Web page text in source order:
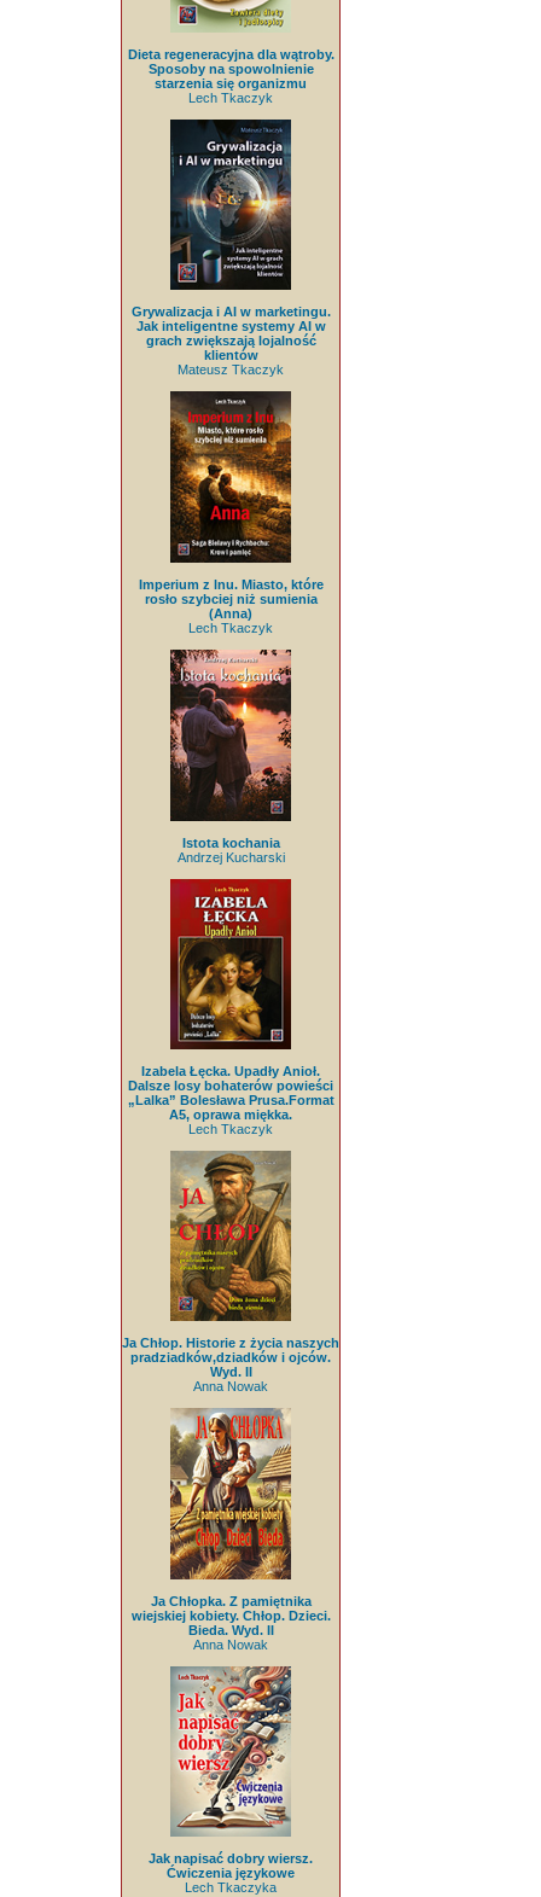
Dieta regeneracyjna dla wątroby.
Sposoby na spowolnienie
starzenia się organizmu
Lech Tkaczyk
Grywalizacja i AI w marketingu.
Jak inteligentne systemy AI w
grach zwiększają lojalność
klientów
Mateusz Tkaczyk
Imperium z lnu. Miasto, które
rosło szybciej niż sumienia
(Anna)
Lech Tkaczyk
Istota kochania
Andrzej Kucharski
Izabela Łęcka. Upadły Anioł.
Dalsze losy bohaterów powieści
„Lalka” Bolesława Prusa.Format
A5, oprawa miękka.
Lech Tkaczyk
Ja Chłop. Historie z życia naszych
pradziadków,dziadków i ojców.
Wyd. II
Anna Nowak
Ja Chłopka. Z pamiętnika
wiejskiej kobiety. Chłop. Dzieci.
Bieda. Wyd. II
Anna Nowak
Jak napisać dobry wiersz.
Ćwiczenia językowe
Lech Tkaczyka